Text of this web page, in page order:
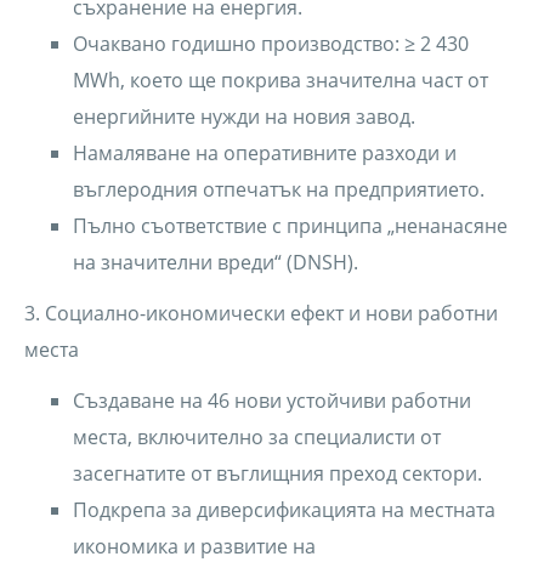
съхранение на енергия.
Очаквано годишно производство: ≥ 2 430
MWh, което ще покрива значителна част от
енергийните нужди на новия завод.
Намаляване на оперативните разходи и
въглеродния отпечатък на предприятието.
Пълно съответствие с принципа „ненанасяне
на значителни вреди“ (DNSH).
3. Социално-икономически ефект и нови работни
места
Създаване на 46 нови устойчиви работни
места, включително за специалисти от
засегнатите от въглищния преход сектори.
Подкрепа за диверсификацията на местната
икономика и развитие на